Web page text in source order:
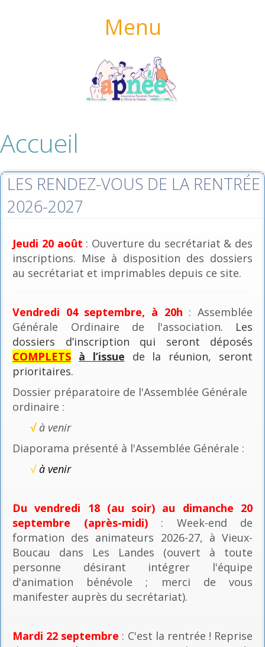
Menu
Accueil
LES RENDEZ-VOUS DE LA RENTRÉE
2026-2027
Jeudi 20 août : Ouverture du secrétariat & des
inscriptions. Mise à disposition des dossiers
au secrétariat et imprimables depuis ce site.
Vendredi 04 septembre, à 20h : Assemblée
Générale Ordinaire de l'association. Les
dossiers d’inscription qui seront déposés
COMPLETS à l’issue de la réunion, seront
prioritaires.
Dossier préparatoire de l'Assemblée Générale
ordinaire :
√ à venir
Diaporama présenté à l'Assemblée Générale :
√à venir
Du vendredi 18 (au soir) au dimanche 20
septembre (après-midi): Week-end de
formation des animateurs 2026-27, à Vieux-
Boucau dans Les Landes (ouvert à toute
personne désirant intégrer l'équipe
d'animation bénévole ; merci de vous
manifester auprès du secrétariat).
Mardi 22 septembre : C'est la rentrée ! Reprise